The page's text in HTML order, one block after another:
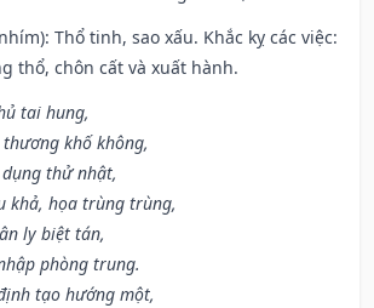
Thổ tinh, sao xấu. Khắc kỵ các việc:
thổ, chôn cất và xuất hành.
tai hung,
khố không,
thử nhật,
khả, họa trùng trùng,
ly biệt tán,
phòng trung.
tạo hướng một,